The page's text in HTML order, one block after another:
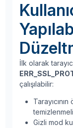
İlk olarak
çalışılabilir:
Gizli mod